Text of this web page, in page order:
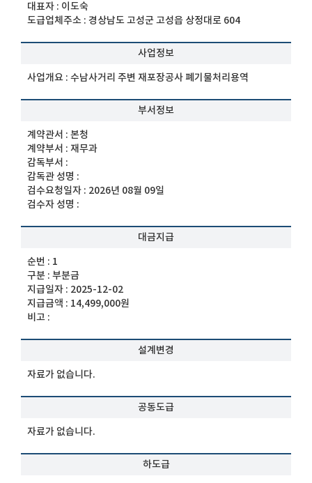
대표자 : 이도숙
도급업체주소 :경상남도 고성군 고성읍 상정대로 604
사업정보
사업개요 :수남사거리 주변 재포장공사 폐기물처리용역
부서정보
계약관서 :본청
계약부서 :재무과
감독부서 :
감독관 성명 :
검수요청일자 : 2026년 08월 09일
검수자 성명 :
대금지급
순번 : 1
구분 :부분금
지급일자 : 2025-12-02
지급금액 : 14,499,000원
비고 :
설계변경
자료가 없습니다.
공동도급
자료가 없습니다.
하도급